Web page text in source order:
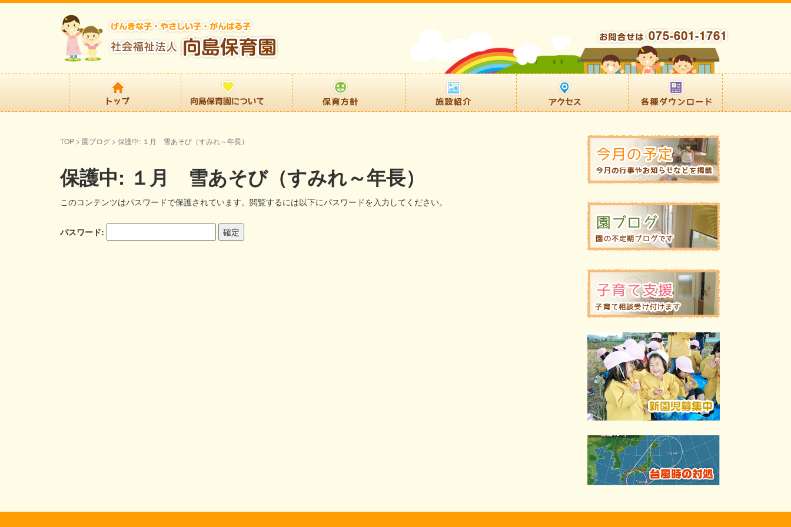
TOP > 園ブログ > 保護中: １月 雪あそび（すみれ～年長）
保護中: １月 雪あそび（すみれ～年長）
このコンテンツはパスワードで保護されています。閲覧するには以下にパスワードを入力してください。
パスワード: